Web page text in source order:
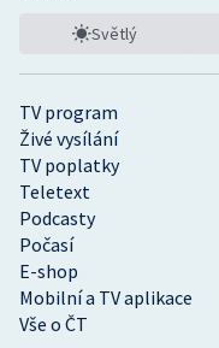
TV program
Živé vysílání
TV poplatky
Teletext
Podcasty
Počasí
E-shop
Mobilní a TV aplikace
Vše o ČT
Světlý